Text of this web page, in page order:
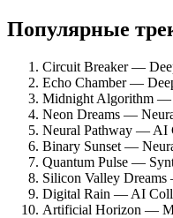
Популярные
Circuit Breaker —
Echo Chamber —
Midnight Algorithm —
Neon Dreams —
Neural Pathway — AI
Binary Sunset —
Quantum Pulse —
Silicon Valley
Digital Rain — AI
Artificial Horizon —